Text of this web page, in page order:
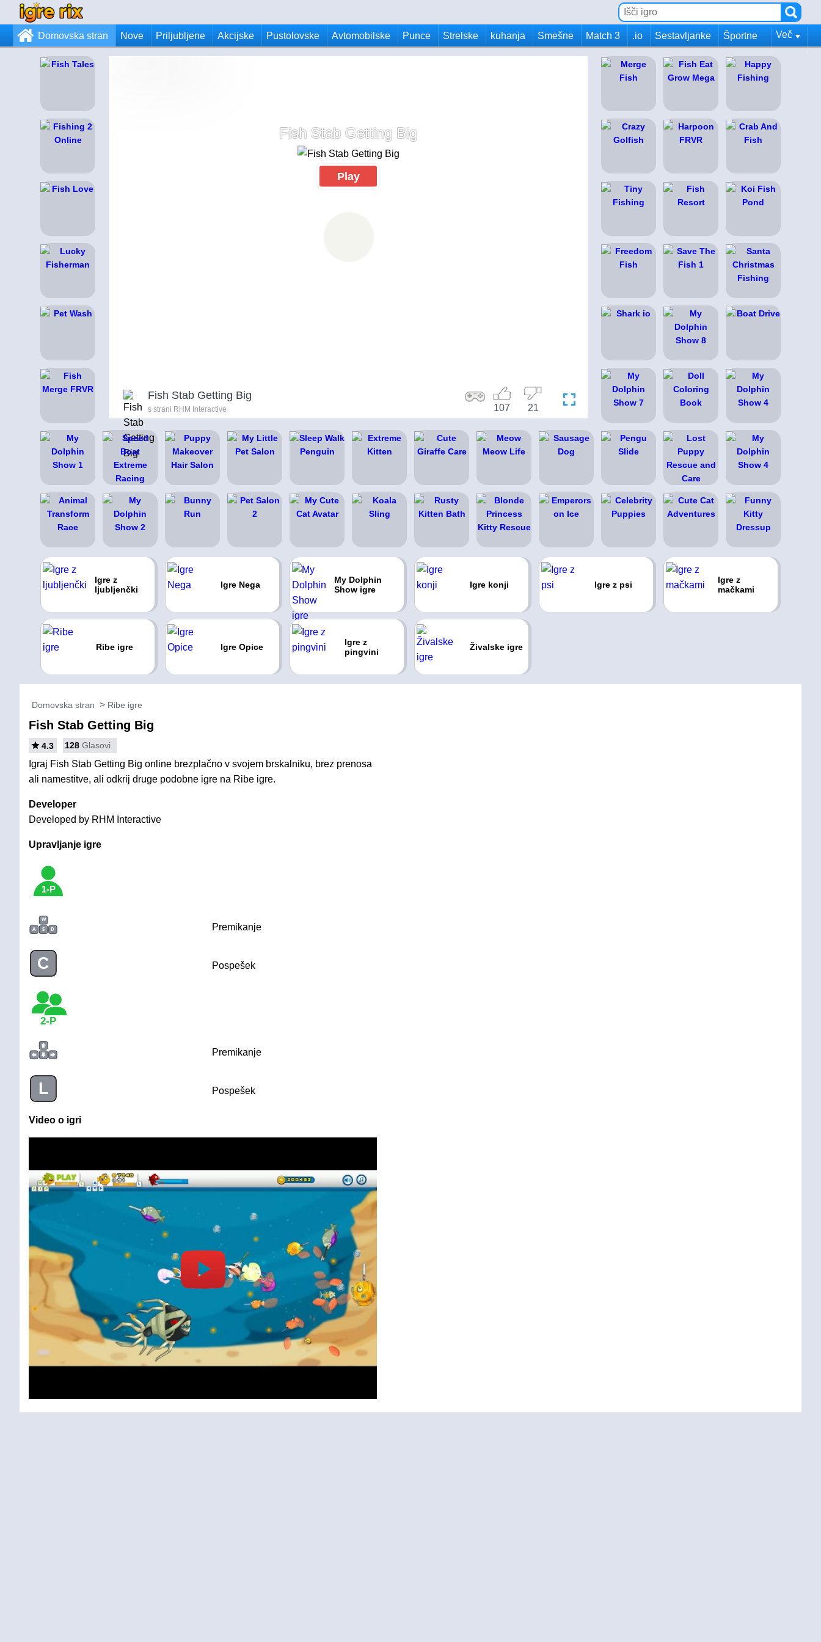
Domovska stran Nove Priljubljene Akcijske Pustolovske Avtomobilske Punce Strelske kuhanja Smešne Match 3 .io Sestavljanke Športne Več
Fish Stab Getting Big
Play
Fish Stab Getting Big
s strani RHM Interactive 21
107
Igre z
ljubljenčki
Igre Nega
My Dolphin
Show igre
Igre konji Igre z psi
Igre z
mačkami
Ribe igre Igre Opice
Igre z
pingvini
Živalske igre
Domovska stran Ribe igre
Fish Stab Getting Big
4.3 128 Glasovi
Igraj Fish Stab Getting Big online brezplačno v svojem brskalniku, brez prenosa
ali namestitve, ali odkrij druge podobne igre na Ribe igre.
Developer
Developed by RHM Interactive
Upravljanje igre
1-P
W
A
S D Premikanje
C Pospešek
2-P
Premikanje
L Pospešek
Video o igri